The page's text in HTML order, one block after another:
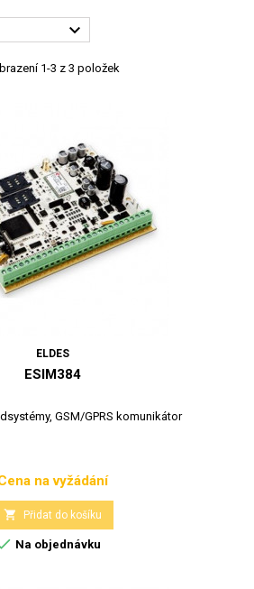

1-3 z 3 položek
ELDES
ESIM384
GSM/GPRS komunikátor
Cena
na vyžádání
 Přidat do košíku
Na objednávku